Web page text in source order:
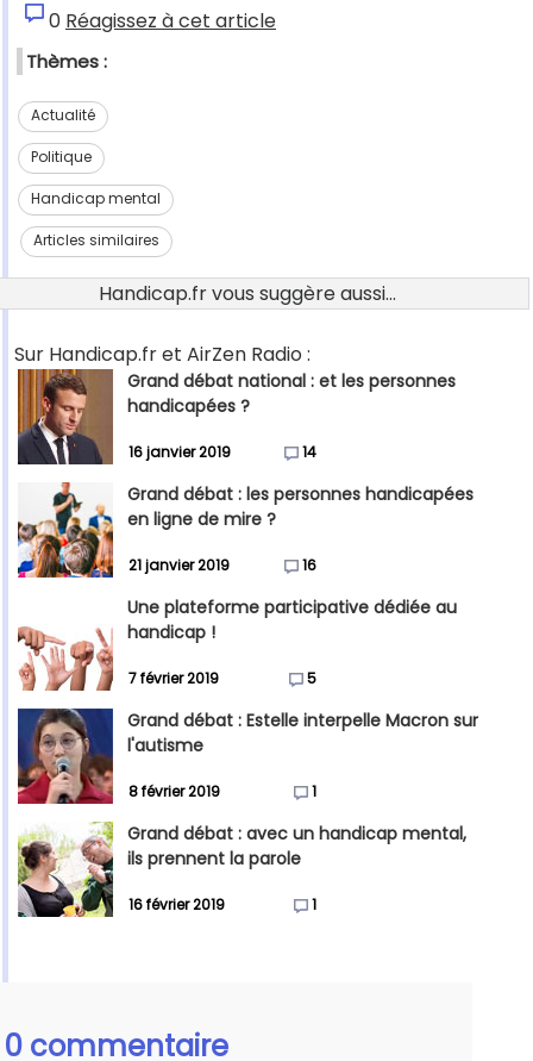
0 Réagissez à cet article
Thèmes :
Actualité
Politique
Handicap mental
Articles similaires
Handicap.fr vous suggère aussi...
Sur Handicap.fr et AirZen Radio :
Grand débat national : et les personnes
handicapées ?
16 janvier 2019 14
Grand débat : les personnes handicapées
en ligne de mire ?
21 janvier 2019 16
Une plateforme participative dédiée au
handicap !
7 février 2019 5
Grand débat : Estelle interpelle Macron sur
l'autisme
8 février 2019 1
Grand débat : avec un handicap mental,
ils prennent la parole
16 février 2019 1
0 commentaire